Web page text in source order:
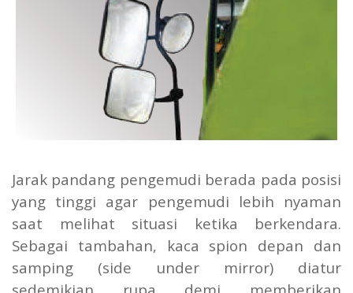
Jarak pandang pengemudi berada pada posisi
yang tinggi agar pengemudi lebih nyaman
saat melihat situasi ketika berkendara.
Sebagai tambahan, kaca spion depan dan
samping (side under mirror) diatur